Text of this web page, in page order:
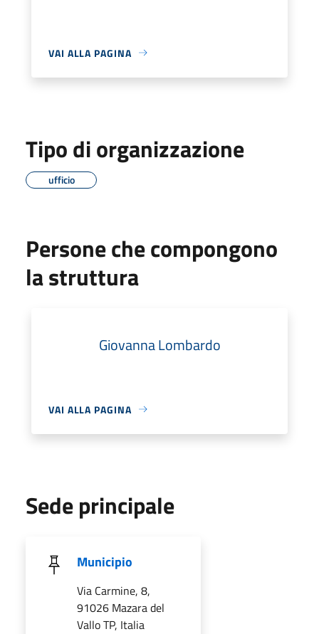
VAI ALLA PAGINA
Tipo di organizzazione
ufficio
Persone che compongono
la struttura
Giovanna Lombardo
VAI ALLA PAGINA
Sede principale
Municipio
Via Carmine, 8,
91026 Mazara del
Vallo TP, Italia